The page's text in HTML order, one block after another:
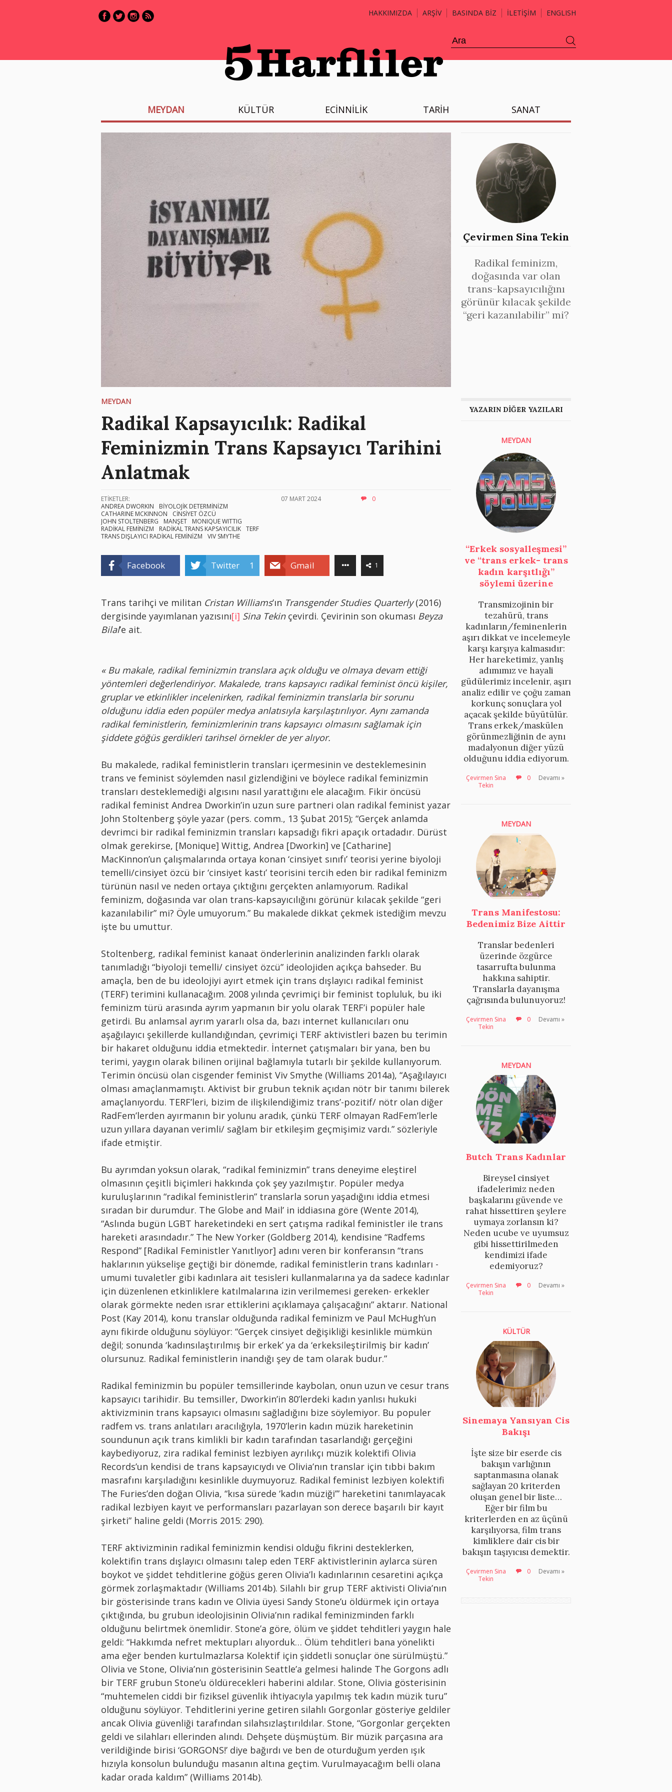
HAKKIMIZDA ARŞİV BASINDA BİZ İLETİŞİM ENGLISH
MEYDAN KÜLTÜR ECİNNİLİK TARİH SANAT
Çevirmen Sina Tekin
Radikal feminizm,
doğasında var olan
trans-kapsayıcılığını
görünür kılacak şekilde
“geri kazanılabilir” mi?
MEYDAN
Radikal Kapsayıcılık: Radikal
Feminizmin Trans Kapsayıcı Tarihini
Anlatmak
ETİKETLER:
ANDREA DWORKIN
BİYOLOJİK DETERMİNİZM
CATHARINE MCKINNON
CİNSİYET ÖZCÜ
JOHN STOLTENBERG
MANŞET
MONIQUE WITTIG
RADİKAL FEMİNİZM
RADİKAL TRANS KAPSAYICILIK TERF
TRANS DIŞLAYICI RADİKAL FEMİNİZM
VIV SMYTHE
07 MART 2024 0
Facebook Twitter 1 Gmail 1
Trans tarihçi ve militan Cristan Williams’ın Transgender Studies Quarterly(2016)
dergisinde yayımlanan yazısını[i] Sina Tekinçevirdi. Çevirinin son okuması Beyza
Bilal’e ait.
« Bu makale, radikal feminizmin translara açık olduğu ve olmaya devam ettiği
yöntemleri değerlendiriyor. Makalede, trans kapsayıcı radikal feminist öncü kişiler,
gruplar ve etkinlikler incelenirken, radikal feminizmin translarla bir sorunu
olduğunu iddia eden popüler medya anlatısıyla karşılaştırılıyor. Aynı zamanda
radikal feministlerin, feminizmlerinin trans kapsayıcı olmasını sağlamak için
şiddete göğüs gerdikleri tarihsel örnekler de yer alıyor.
Bu makalede, radikal feministlerin transları içermesinin ve desteklemesinin
trans ve feminist söylemden nasıl gizlendiğini ve böylece radikal feminizmin
transları desteklemediği algısını nasıl yarattığını ele alacağım. Fikir öncüsü
radikal feminist Andrea Dworkin’in uzun sure partneri olan radikal feminist yazar
John Stoltenberg şöyle yazar (pers. comm., 13 Şubat 2015); “Gerçek anlamda
devrimci bir radikal feminizmin transları kapsadığı fikri apaçık ortadadır. Dürüst
olmak gerekirse, [Monique] Wittig, Andrea [Dworkin] ve [Catharine]
MacKinnon’un çalışmalarında ortaya konan ‘cinsiyet sınıfı’ teorisi yerine biyoloji
temelli/cinsiyet özcü bir ‘cinsiyet kastı’ teorisini tercih eden bir radikal feminizm
türünün nasıl ve neden ortaya çıktığını gerçekten anlamıyorum. Radikal
feminizm, doğasında var olan trans-kapsayıcılığını görünür kılacak şekilde “geri
kazanılabilir” mi? Öyle umuyorum.” Bu makalede dikkat çekmek istediğim mevzu
işte bu umuttur.
Stoltenberg, radikal feminist kanaat önderlerinin analizinden farklı olarak
tanımladığı “biyoloji temelli/ cinsiyet özcü” ideolojiden açıkça bahseder. Bu
amaçla, ben de bu ideolojiyi ayırt etmek için trans dışlayıcı radikal feminist
(TERF) terimini kullanacağım. 2008 yılında çevrimiçi bir feminist topluluk, bu iki
feminizm türü arasında ayrım yapmanın bir yolu olarak TERF’i popüler hale
getirdi. Bu anlamsal ayrım yararlı olsa da, bazı internet kullanıcıları onu
aşağılayıcı şekillerde kullandığından, çevrimiçi TERF aktivistleri bazen bu terimin
bir hakaret olduğunu iddia etmektedir. İnternet çatışmaları bir yana, ben bu
terimi, yaygın olarak bilinen orijinal bağlamıyla tutarlı bir şekilde kullanıyorum.
Terimin öncüsü olan cisgender feminist Viv Smythe (Williams 2014a), “Aşağılayıcı
olması amaçlanmamıştı. Aktivist bir grubun teknik açıdan nötr bir tanımı bilerek
amaçlanıyordu. TERF’leri, bizim de ilişkilendiğimiz trans’-pozitif/ nötr olan diğer
RadFem’lerden ayırmanın bir yolunu aradık, çünkü TERF olmayan RadFem’lerle
uzun yıllara dayanan verimli/ sağlam bir etkileşim geçmişimiz vardı.” sözleriyle
ifade etmiştir.
Bu ayrımdan yoksun olarak, “radikal feminizmin” trans deneyime eleştirel
olmasının çeşitli biçimleri hakkında çok şey yazılmıştır. Popüler medya
kuruluşlarının “radikal feministlerin” translarla sorun yaşadığını iddia etmesi
sıradan bir durumdur. The Globe and Mail’ in iddiasına göre (Wente 2014),
“Aslında bugün LGBT hareketindeki en sert çatışma radikal feministler ile trans
hareketi arasındadır.” The New Yorker (Goldberg 2014), kendisine “Radfems
Respond” [Radikal Feministler Yanıtlıyor] adını veren bir konferansın “trans
haklarının yükselişe geçtiği bir dönemde, radikal feministlerin trans kadınları -
umumi tuvaletler gibi kadınlara ait tesisleri kullanmalarına ya da sadece kadınlar
için düzenlenen etkinliklere katılmalarına izin verilmemesi gereken- erkekler
olarak görmekte neden ısrar ettiklerini açıklamaya çalışacağını” aktarır. National
Post (Kay 2014), konu translar olduğunda radikal feminizm ve Paul McHugh’un
aynı fikirde olduğunu söylüyor: “Gerçek cinsiyet değişikliği kesinlikle mümkün
değil; sonunda ‘kadınsılaştırılmış bir erkek’ ya da ‘erkeksileştirilmiş bir kadın’
olursunuz. Radikal feministlerin inandığı şey de tam olarak budur.”
Radikal feminizmin bu popüler temsillerinde kaybolan, onun uzun ve cesur trans
kapsayıcı tarihidir. Bu temsiller, Dworkin’in 80’lerdeki kadın yanlısı hukuki
aktivizminin trans kapsayıcı olmasını sağladığını bize söylemiyor. Bu populer
radfem vs. trans anlatıları aracılığıyla, 1970’lerin kadın müzik hareketinin
soundunun açık trans kimlikli bir kadın tarafından tasarlandığı gerçeğini
kaybediyoruz, zira radikal feminist lezbiyen ayrılıkçı müzik kolektifi Olivia
Records’un kendisi de trans kapsayıcıydı ve Olivia’nın translar için tıbbi bakım
masrafını karşıladığını kesinlikle duymuyoruz. Radikal feminist lezbiyen kolektifi
The Furies’den doğan Olivia, “kısa sürede ‘kadın müziği’” hareketini tanımlayacak
radikal lezbiyen kayıt ve performansları pazarlayan son derece başarılı bir kayıt
şirketi” haline geldi (Morris 2015: 290).
TERF aktivizminin radikal feminizmin kendisi olduğu fikrini desteklerken,
kolektifin trans dışlayıcı olmasını talep eden TERF aktivistlerinin aylarca süren
boykot ve şiddet tehditlerine göğüs geren Olivia’lı kadınlarının cesaretini açıkça
görmek zorlaşmaktadır (Williams 2014b). Silahlı bir grup TERF aktivisti Olivia’nın
bir gösterisinde trans kadın ve Olivia üyesi Sandy Stone’u öldürmek için ortaya
çıktığında, bu grubun ideolojisinin Olivia’nın radikal feminizminden farklı
olduğunu belirtmek önemlidir. Stone’a göre, ölüm ve şiddet tehditleri yaygın hale
geldi: “Hakkımda nefret mektupları alıyorduk… Ölüm tehditleri bana yönelikti
ama eğer benden kurtulmazlarsa Kolektif için şiddetli sonuçlar öne sürülmüştü.”
Olivia ve Stone, Olivia’nın gösterisinin Seattle’a gelmesi halinde The Gorgons adlı
bir TERF grubun Stone’u öldürecekleri haberini aldılar. Stone, Olivia gösterisinin
“muhtemelen ciddi bir fiziksel güvenlik ihtiyacıyla yapılmış tek kadın müzik turu”
olduğunu söylüyor. Tehditlerini yerine getiren silahlı Gorgonlar gösteriye geldiler
ancak Olivia güvenliği tarafından silahsızlaştırıldılar. Stone, “Gorgonlar gerçekten
geldi ve silahları ellerinden alındı. Dehşete düşmüştüm. Bir müzik parçasına ara
verildiğinde birisi ‘GORGONS!’ diye bağırdı ve ben de oturduğum yerden ışık
hızıyla konsolun bulunduğu masanın altına geçtim. Vurulmayacağım belli olana
kadar orada kaldım” (Williams 2014b).
YAZARIN DİĞER YAZILARI
MEYDAN
“Erkek sosyalleşmesi”
ve “trans erkek- trans
kadın karşıtlığı”
söylemi üzerine
Transmizojinin bir
tezahürü, trans
kadınların/feminenlerin
aşırı dikkat ve incelemeyle
karşı karşıya kalmasıdır:
Her hareketimiz, yanlış
adımımız ve hayali
güdülerimiz incelenir, aşırı
analiz edilir ve çoğu zaman
korkunç sonuçlara yol
açacak şekilde büyütülür.
Trans erkek/maskülen
görünmezliğinin de aynı
madalyonun diğer yüzü
olduğunu iddia ediyorum.
Çevirmen Sina
Tekin
0 Devamı »
MEYDAN
Trans Manifestosu:
Bedenimiz Bize Aittir
Translar bedenleri
üzerinde özgürce
tasarrufta bulunma
hakkına sahiptir.
Translarla dayanışma
çağrısında bulunuyoruz!
Çevirmen Sina
Tekin
0 Devamı »
MEYDAN
Butch Trans Kadınlar
Bireysel cinsiyet
ifadelerimiz neden
başkalarını güvende ve
rahat hissettiren şeylere
uymaya zorlansın ki?
Neden ucube ve uyumsuz
gibi hissettirilmeden
kendimizi ifade
edemiyoruz?
Çevirmen Sina
Tekin
0 Devamı »
KÜLTÜR
Sinemaya Yansıyan Cis
Bakışı
İşte size bir eserde cis
bakışın varlığının
saptanmasına olanak
sağlayan 20 kriterden
oluşan genel bir liste…
Eğer bir film bu
kriterlerden en az üçünü
karşılıyorsa, film trans
kimliklere dair cis bir
bakışın taşıyıcısı demektir.
Çevirmen Sina
Tekin
0 Devamı »